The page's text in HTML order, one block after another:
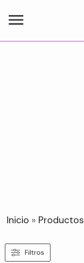
Inicio » Productos
Filtros